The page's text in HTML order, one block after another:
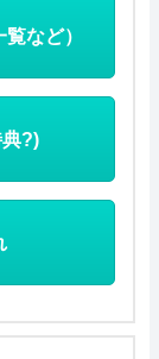
など）
?)